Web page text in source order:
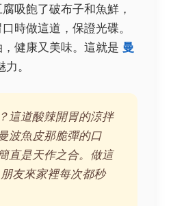
吸飽了破布子和魚鮮，
時做這道，保證光碟。
健康又美味。這就是 曼
。
這道酸辣開胃的涼拌
波魚皮那脆彈的口
直是天作之合。做這
友來家裡每次都秒